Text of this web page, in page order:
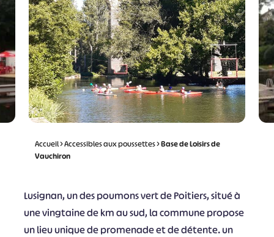
Accueil>Accessibles aux poussettes>Base de Loisirs de
Vauchiron
Lusignan, un des poumons vert de Poitiers, situé à
une vingtaine de km au sud, la commune propose
un lieu unique de promenade et de détente. un